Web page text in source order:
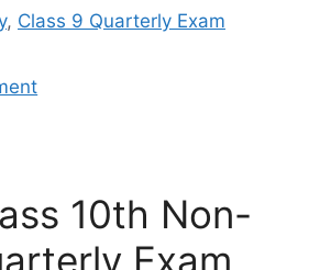
, Class 9 Quarterly Exam
10th Non-
Exam